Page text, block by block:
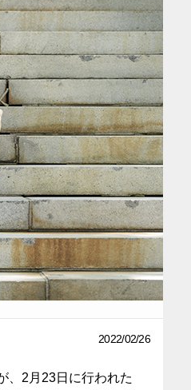
2022/02/26
、2月23日に行われた